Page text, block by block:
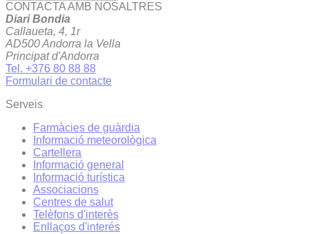
CONTACTA AMB NOSALTRES
Diari Bondia
Callaueta, 4, 1r
AD500 Andorra la Vella
Principat d'Andorra
Tel. +376 80 88 88
Formulari de contacte
Serveis
Farmàcies de guàrdia
Informació meteorològica
Cartellera
Informació general
Informació turística
Associacions
Centres de salut
Telèfons d'interès
Enllaços d'interés